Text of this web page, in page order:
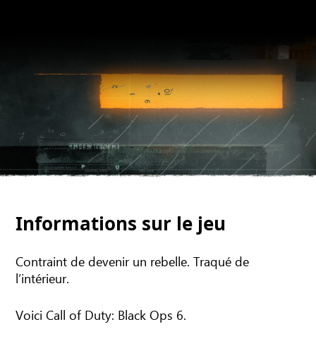
Informations sur le jeu
Contraint de devenir un rebelle. Traqué de
l’intérieur.
Voici Call of Duty: Black Ops 6.